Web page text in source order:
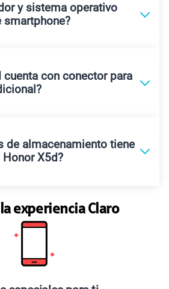
y sistema operativo
smartphone?
cuenta con conector para
de almacenamiento tiene
X5d?
experiencia Claro